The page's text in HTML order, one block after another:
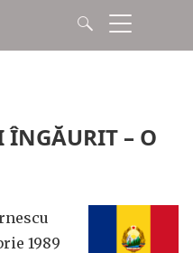
ÎNGĂURIT – O
1989